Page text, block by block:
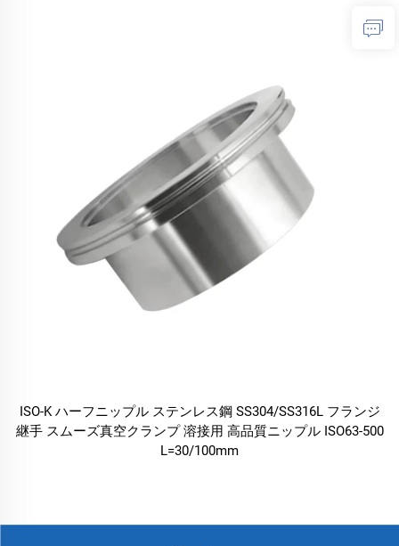
ISO-K ハーフニップル ステンレス鋼 SS304/SS316L フランジ
継手 スムーズ真空クランプ 溶接用 高品質ニップル ISO63-500
L=30/100mm